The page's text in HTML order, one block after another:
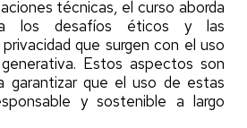
técnicas, el curso aborda
los desafíos éticos y las
que surgen con el uso
Estos aspectos son
garantizar que el uso de estas
y sostenible a largo